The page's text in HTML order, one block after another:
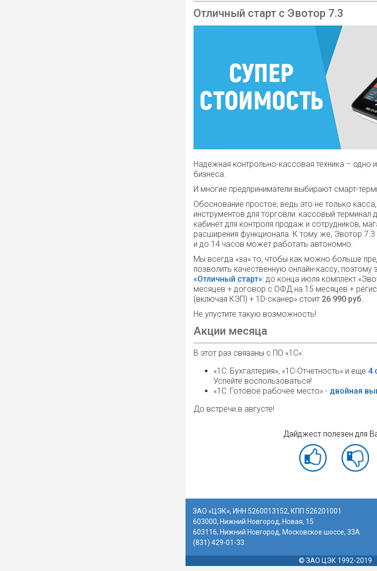
Отличный старт с Эвотор 7.3
Надежная контрольно-кассовая техника – одно
бизнеса.
И многие предприниматели выбирают смарт-
Обоснование простое, ведь это не только
инструментов для торговли: кассовый терминал
кабинет для контроля продаж и сотрудников,
расширения функционала. К тому же, Эвотор 7.3
и до 14 часов может работать автономно.
Мы всегда «за» то, чтобы как можно больше
позволить качественную онлайн-кассу, поэтому
«Отличный старт»: до конца июля комплект
месяцев + договор с ОФД на 15 месяцев +
(включая КЭП) + 1D-сканер» стоит 26 990 руб.
Не упустите такую возможность!
Акции месяца
В этот раз связаны с ПО «1С»:
«1С: Бухгалтерия», «1С-Отчетность» и еще 4
Успейте воспользоваться!
«1С: Готовое рабочее место» - двойная
До встречи в августе!
Дайджест полезен для
ЗАО «ЦЭК», ИНН 5260013152, КПП 526201001
603000, Нижний Новгород, Новая, 15
603116, Нижний Новгород, Московское шоссе, 33А
(831) 429-01-33
© ЗАО ЦЭК 1992-2019